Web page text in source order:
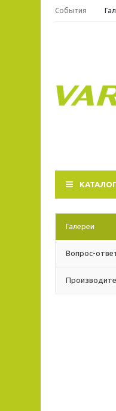
События
КАТАЛОГ
Галереи
Вопрос-